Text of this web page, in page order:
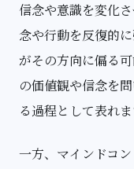
信念や意識を変化
念や行動を反復的
がその方向に偏る
の価値観や信念を
る過程として表れま
一方、マインドコ